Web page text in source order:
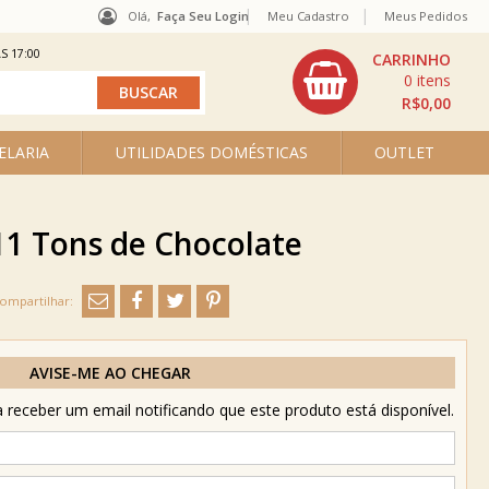
Olá, Faça Seu Login
UTILIDADES DOMÉSTICAS OUTLET
R$0,00
0
Meu Cadastro Meus Pedidos
17:00
Tons de Chocolate
AVISE-ME AO CHEGAR
um email notificando que este produto está disponível.